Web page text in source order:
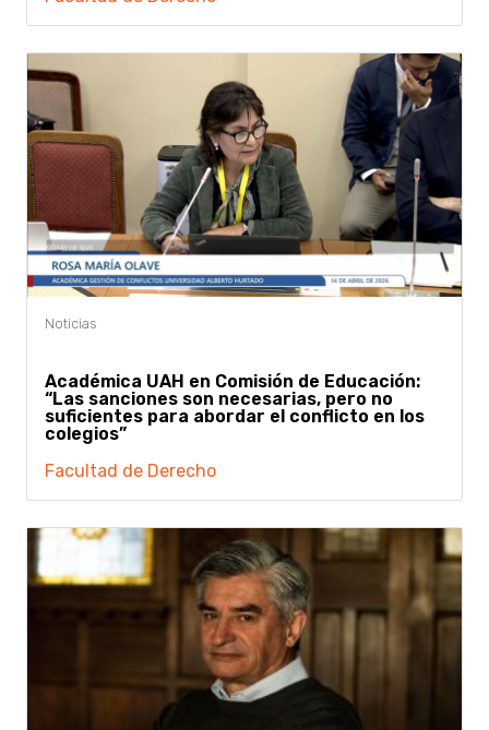
Académica UAH en Comisión de Educación:
“Las sanciones son necesarias, pero no
suficientes para abordar el conflicto en los
colegios”
Facultad de Derecho